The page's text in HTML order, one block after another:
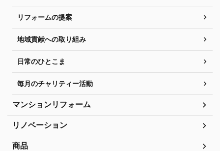
リフォームの提案
地域貢献への取り組み
日常のひとこま
毎月のチャリティー活動
マンションリフォーム
リノベーション
商品